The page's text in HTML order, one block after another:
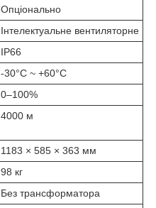
Опціонально
Інтелектуальне вентиляторне
IP66
-30°C ~ +60°C
0–100%
4000 м
1183 × 585 × 363 мм
98 кг
Без трансформатора